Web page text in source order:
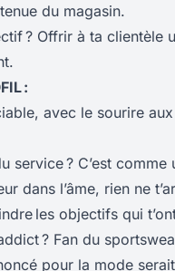
du magasin.
? Offrir à ta clientèle
:
avec le sourire
service ? C’est
dans l’âme, rien ne
les objectifs qui
? Fan du
pour la mode